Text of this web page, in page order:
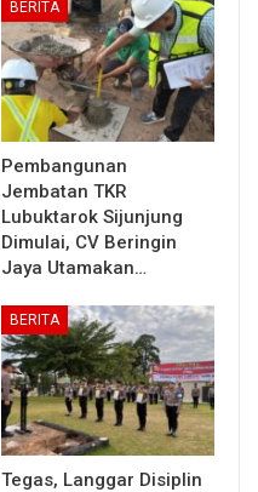
BERITA
Pembangunan
Jembatan TKR
Lubuktarok Sijunjung
Dimulai, CV Beringin
Jaya Utamakan…
BERITA
Tegas, Langgar Disiplin